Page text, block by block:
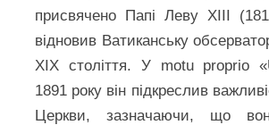
присвячено Папі Леву XIII
відновив Ватиканську
XIX століття. У motu proprio
1891 року він підкреслив
Церкви, зазначаючи, що